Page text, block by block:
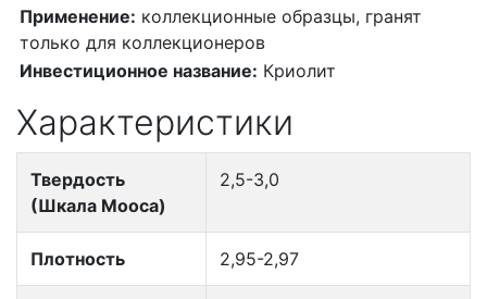
Применение: коллекционные образцы, гранят
только для коллекционеров
Инвестиционное название: Криолит
Характеристики
Твердость
(Шкала Мооса)
2,5-3,0
Плотность 2,95-2,97